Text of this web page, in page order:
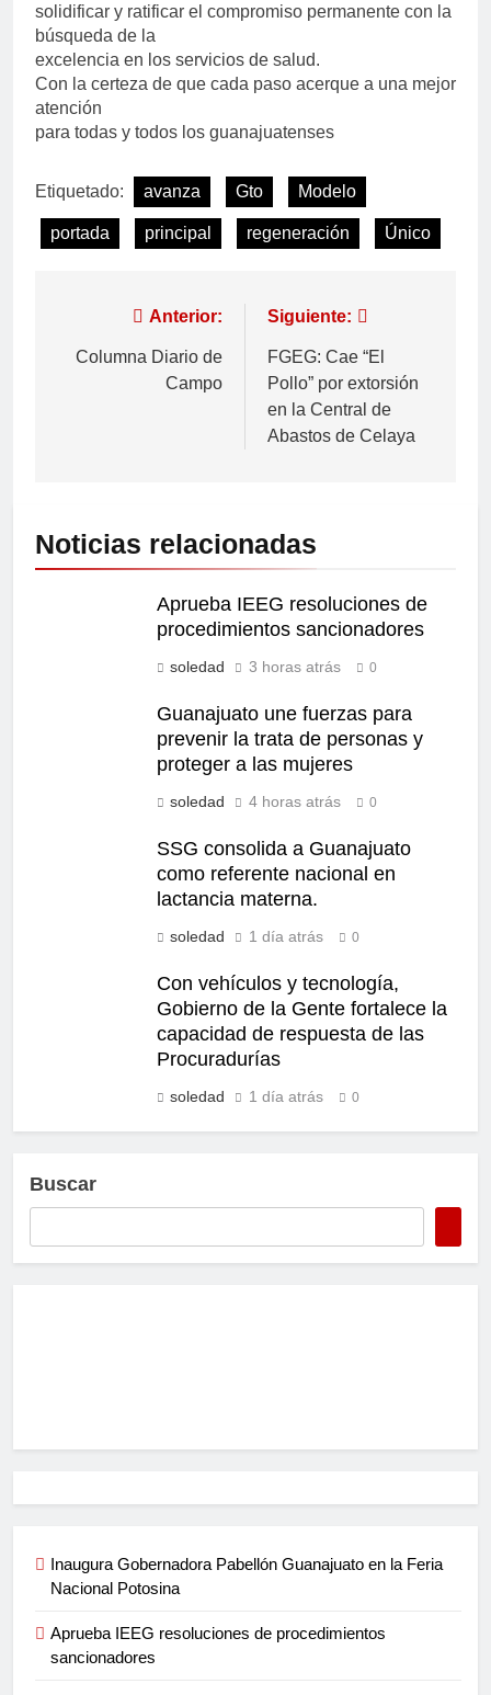
solidificar y ratificar el compromiso permanente con la
búsqueda de la
excelencia en los servicios de salud.
Con la certeza de que cada paso acerque a una mejor
atención
para todas y todos los guanajuatenses
Etiquetado: avanza Gto Modelo
portada principal regeneración Único
Anterior:
Columna Diario de
Campo
Siguiente:
FGEG: Cae “El
Pollo” por extorsión
en la Central de
Abastos de Celaya
Noticias relacionadas
Aprueba IEEG resoluciones de
procedimientos sancionadores
soledad 3 horas atrás 0
Guanajuato une fuerzas para
prevenir la trata de personas y
proteger a las mujeres
soledad 4 horas atrás 0
SSG consolida a Guanajuato
como referente nacional en
lactancia materna.
soledad 1 día atrás 0
Con vehículos y tecnología,
Gobierno de la Gente fortalece la
capacidad de respuesta de las
Procuradurías
soledad 1 día atrás 0
Buscar
Inaugura Gobernadora Pabellón Guanajuato en la Feria
Nacional Potosina
Aprueba IEEG resoluciones de procedimientos
sancionadores